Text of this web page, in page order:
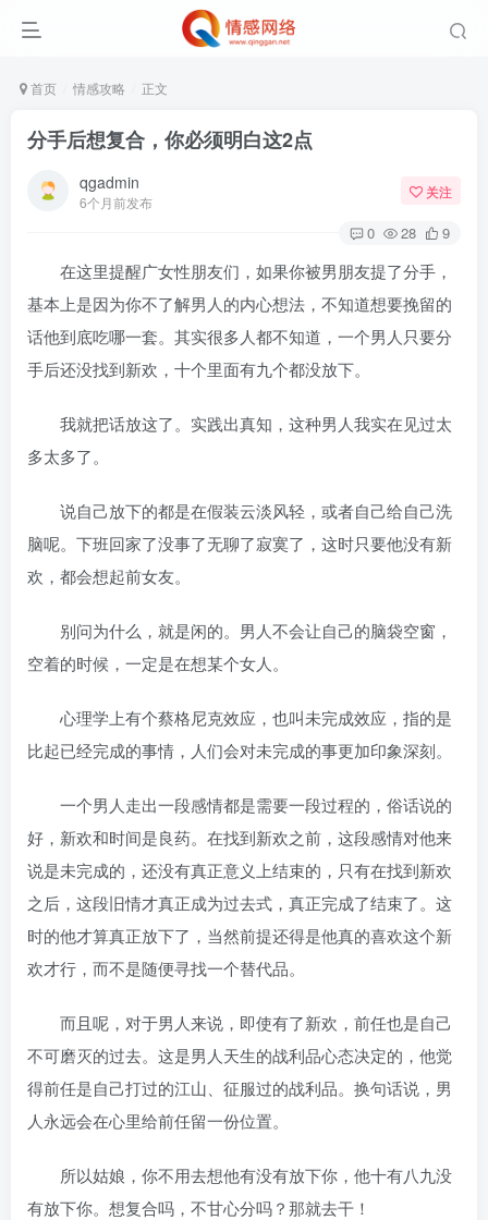
首页 情感攻略 正文
分手后想复合，你必须明白这2点
qgadmin
6个月前发布
关注
0 28 9
在这里提醒广女性朋友们，如果你被男朋友提了分手，
基本上是因为你不了解男人的内心想法，不知道想要挽留的
话他到底吃哪一套。其实很多人都不知道，一个男人只要分
手后还没找到新欢，十个里面有九个都没放下。
我就把话放这了。实践出真知，这种男人我实在见过太
多太多了。
说自己放下的都是在假装云淡风轻，或者自己给自己洗
脑呢。下班回家了没事了无聊了寂寞了，这时只要他没有新
欢，都会想起前女友。
别问为什么，就是闲的。男人不会让自己的脑袋空窗，
空着的时候，一定是在想某个女人。
心理学上有个蔡格尼克效应，也叫未完成效应，指的是
比起已经完成的事情，人们会对未完成的事更加印象深刻。
一个男人走出一段感情都是需要一段过程的，俗话说的
好，新欢和时间是良药。在找到新欢之前，这段感情对他来
说是未完成的，还没有真正意义上结束的，只有在找到新欢
之后，这段旧情才真正成为过去式，真正完成了结束了。这
时的他才算真正放下了，当然前提还得是他真的喜欢这个新
欢才行，而不是随便寻找一个替代品。
而且呢，对于男人来说，即使有了新欢，前任也是自己
不可磨灭的过去。这是男人天生的战利品心态决定的，他觉
得前任是自己打过的江山、征服过的战利品。换句话说，男
人永远会在心里给前任留一份位置。
所以姑娘，你不用去想他有没有放下你，他十有八九没
有放下你。想复合吗，不甘心分吗？那就去干！